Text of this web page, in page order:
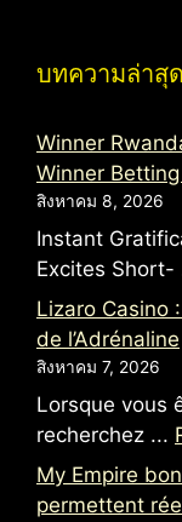
บทความล่าสุด
Winner
Winner
สิงหาคม 8, 2026
Instant
Excites Short-
Lizaro Casino
de l’Adrénaline
สิงหาคม 7, 2026
Lorsque vous
recherchez ...
My Empire
permettent